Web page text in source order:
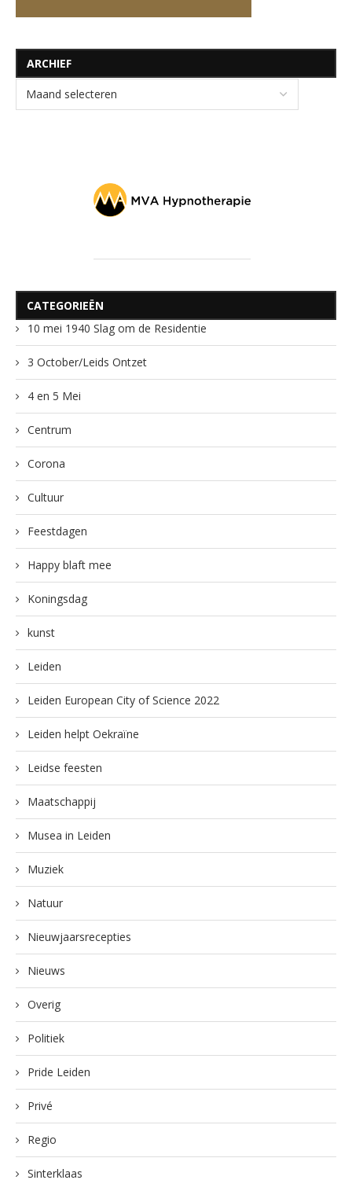
ARCHIEF
CATEGORIEËN
10 mei 1940 Slag om de Residentie
3 October/Leids Ontzet
4 en 5 Mei
Centrum
Corona
Cultuur
Feestdagen
Happy blaft mee
Koningsdag
kunst
Leiden
Leiden European City of Science 2022
Leiden helpt Oekraïne
Leidse feesten
Maatschappij
Musea in Leiden
Muziek
Natuur
Nieuwjaarsrecepties
Nieuws
Overig
Politiek
Pride Leiden
Privé
Regio
Sinterklaas